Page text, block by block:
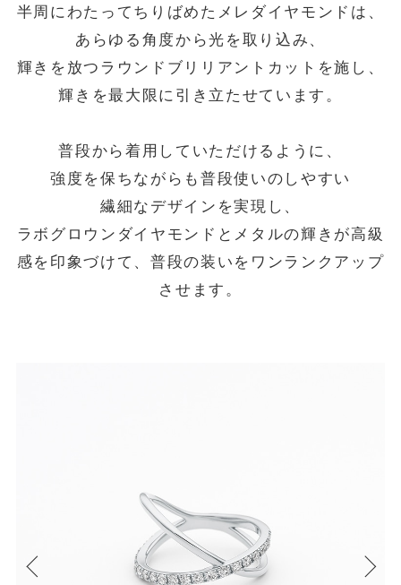
半周にわたってちりばめたメレダイヤモンドは、
あらゆる角度から光を取り込み、
輝きを放つラウンドブリリアントカットを施し、
輝きを最大限に引き立たせています。
普段から着用していただけるように、
強度を保ちながらも普段使いのしやすい
繊細なデザインを実現し、
ラボグロウンダイヤモンドとメタルの輝きが高級
感を印象づけて、普段の装いをワンランクアップ
させます。